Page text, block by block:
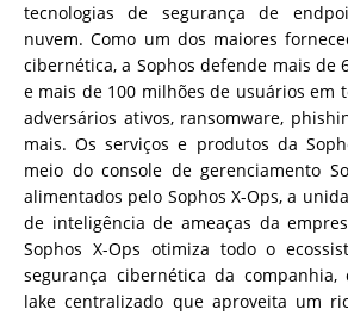
tecnologias de segurança de
nuvem. Como um dos maiores
cibernética, a Sophos defende mais de
e mais de 100 milhões de usuários em
adversários ativos, ransomware,
mais. Os serviços e produtos da
meio do console de gerenciamento
alimentados pelo Sophos X-Ops, a
de inteligência de ameaças da
Sophos X-Ops otimiza todo o
segurança cibernética da
lake centralizado que aproveita um